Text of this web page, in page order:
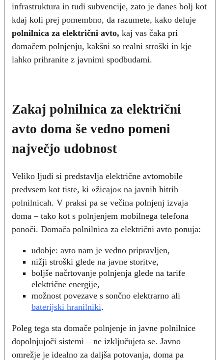
infrastruktura in tudi subvencije, zato je danes bolj kot
kdaj koli prej pomembno, da razumete, kako deluje
polnilnica za električni avto, kaj vas čaka pri
domačem polnjenju, kakšni so realni stroški in kje
lahko prihranite z javnimi spodbudami.
Zakaj polnilnica za električni
avto doma še vedno pomeni
največjo udobnost
Veliko ljudi si predstavlja električne avtomobile
predvsem kot tiste, ki »žicajo« na javnih hitrih
polnilnicah. V praksi pa se večina polnjenj izvaja
doma – tako kot s polnjenjem mobilnega telefona
ponoči. Domača polnilnica za električni avto ponuja:
udobje: avto nam je vedno pripravljen,
nižji stroški glede na javne storitve,
boljše načrtovanje polnjenja glede na tarife
električne energije,
možnost povezave s sončno elektrarno ali
baterijski hranilniki.
Poleg tega sta domače polnjenje in javne polnilnice
dopolnjujoči sistemi – ne izključujeta se. Javno
omrežje je idealno za daljša potovanja, doma pa